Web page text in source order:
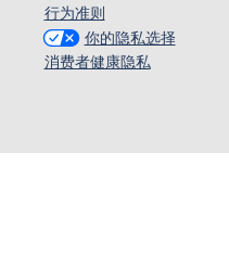
行为准则
你的隐私选择
消费者健康隐私